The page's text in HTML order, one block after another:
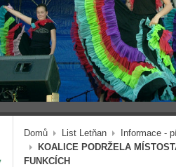
Domů List Letňan
Informace -
KOALICE PODRŽELA
FUNKCÍCH